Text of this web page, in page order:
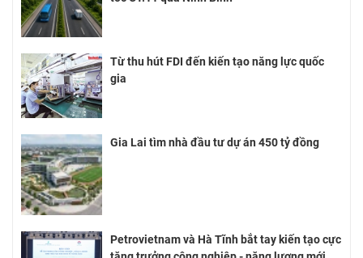
Từ thu hút FDI đến kiến tạo năng lực quốc
gia
Gia Lai tìm nhà đầu tư dự án 450 tỷ đồng
Petrovietnam và Hà Tĩnh bắt tay kiến tạo cực